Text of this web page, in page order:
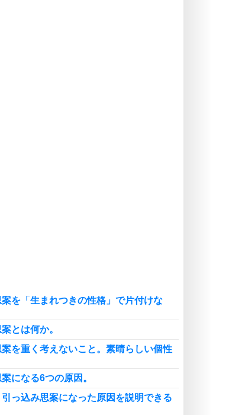
恋する人が知っておきたい30の大切なこと
案を「生まれつきの性格」で片付けな
とは何か。
案を重く考えないこと。素晴らしい個性
になる6つの原因。
引っ込み思案になった原因を説明できる